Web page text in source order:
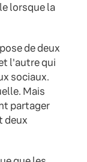
lorsque la
de deux
l'autre qui
sociaux.
Mais
partager
deux